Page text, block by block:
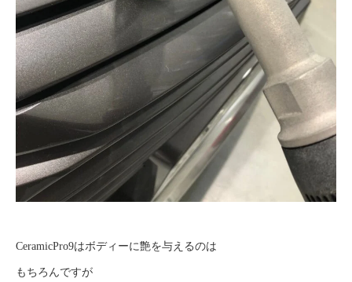
CeramicPro9はボディーに艶を与えるのは
もちろんですが